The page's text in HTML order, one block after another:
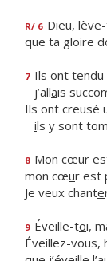
R/ 6 Dieu,
que ta gloire
7 Ils ont tendu
j’allais
Ils ont creusé
ils y sont
8 Mon cœur
mon cœur est
Je veux chante
9 Éveille-toi,
Éveillez-vous,